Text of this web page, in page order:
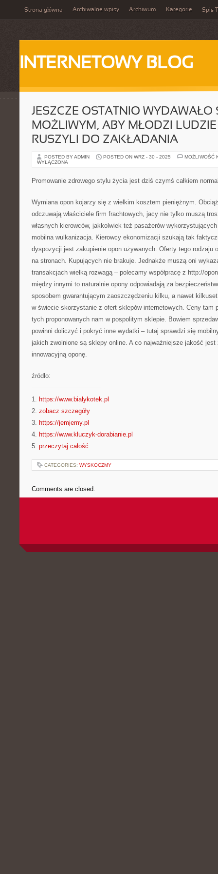
Strona główna Archiwalne wpisy Archiwum Kategorie Spis
INTERNETOWY BLOG
JESZCZE OSTATNIO WYDAWAŁO
MOŻLIWYM, ABY MŁODZI
RUSZYLI DO ZAKŁADANIA
POSTED BY ADMIN POSTED ON WRZ - 30 - 2025
MOŻLIWOŚĆ
WYŁĄCZONA
Promowanie zdrowego stylu życia jest dziś czymś całkiem
Wymiana opon kojarzy się z wielkim kosztem pieniężnym.
odczuwają właściciele firm frachtowych, jacy nie tylko muszą
własnych kierowców, jakkolwiek też pasażerów
mobilna wulkanizacja. Kierowcy ekonomizacji szukają tak
dyspozycji jest zakupienie opon używanych. Oferty tego rodzaju
na stronach. Kupujących nie brakuje. Jednakże muszą oni
transakcjach wielką rozwagą – polecamy współpracę z http://
między innymi to naturalnie opony odpowiadają za
sposobem gwarantującym zaoszczędzeniu kilku, a nawet
w świecie skorzystanie z ofert sklepów internetowych. Ceny tam
tych proponowanych nam w pospolitym sklepie. Bowiem
powinni doliczyć i pokryć inne wydatki – tutaj sprawdzi się
jakich zwolnione są sklepy online. A co najważniejsze jakość
innowacyjną oponę.
źródło:
———————————
1. https://www.bialykotek.pl
2. zobacz szczegóły
3. https://jemjemy.pl
4. https://www.kluczyk-dorabianie.pl
5. przeczytaj całość
CATEGORIES: WYSKOCZMY
Comments are closed.